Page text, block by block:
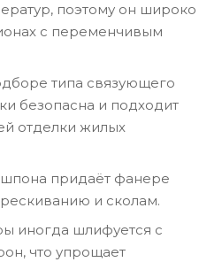
поэтому он широко
с переменчивым
типа связующего
безопасна и подходит
отделки жилых
шпона придаёт фанере
и сколам.
иногда шлифуется с
что упрощает